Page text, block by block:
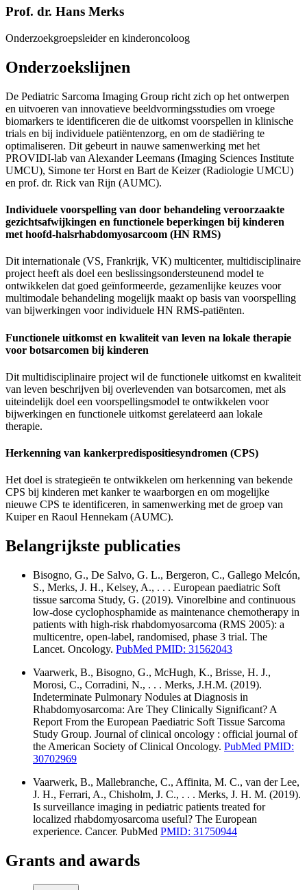
Prof. dr. Hans Merks
Onderzoekgroepsleider en kinderoncoloog
Onderzoekslijnen
De Pediatric Sarcoma Imaging Group richt zich op het ontwerpen
en uitvoeren van innovatieve beeldvormingsstudies om vroege
biomarkers te identificeren die de uitkomst voorspellen in klinische
trials en bij individuele patiëntenzorg, en om de stadiëring te
optimaliseren. Dit gebeurt in nauwe samenwerking met het
PROVIDI-lab van Alexander Leemans (Imaging Sciences Institute
UMCU), Simone ter Horst en Bart de Keizer (Radiologie UMCU)
en prof. dr. Rick van Rijn (AUMC).
Individuele voorspelling van door behandeling veroorzaakte
gezichtsafwijkingen en functionele beperkingen bij kinderen
met hoofd-halsrhabdomyosarcoom (HN RMS)
Dit internationale (VS, Frankrijk, VK) multicenter, multidisciplinaire
project heeft als doel een beslissingsondersteunend model te
ontwikkelen dat goed geïnformeerde, gezamenlijke keuzes voor
multimodale behandeling mogelijk maakt op basis van voorspelling
van bijwerkingen voor individuele HN RMS-patiënten.
Functionele uitkomst en kwaliteit van leven na lokale therapie
voor botsarcomen bij kinderen
Dit multidisciplinaire project wil de functionele uitkomst en kwaliteit
van leven beschrijven bij overlevenden van botsarcomen, met als
uiteindelijk doel een voorspellingsmodel te ontwikkelen voor
bijwerkingen en functionele uitkomst gerelateerd aan lokale
therapie.
Herkenning van kankerpredispositiesyndromen (CPS)
Het doel is strategieën te ontwikkelen om herkenning van bekende
CPS bij kinderen met kanker te waarborgen en om mogelijke
nieuwe CPS te identificeren, in samenwerking met de groep van
Kuiper en Raoul Hennekam (AUMC).
Belangrijkste publicaties
Bisogno, G., De Salvo, G. L., Bergeron, C., Gallego Melcón,
S., Merks, J. H., Kelsey, A., . . . European paediatric Soft
tissue sarcoma Study, G. (2019). Vinorelbine and continuous
low-dose cyclophosphamide as maintenance chemotherapy in
patients with high-risk rhabdomyosarcoma (RMS 2005): a
multicentre, open-label, randomised, phase 3 trial. The
Lancet. Oncology. PubMed PMID: 31562043
Vaarwerk, B., Bisogno, G., McHugh, K., Brisse, H. J.,
Morosi, C., Corradini, N., . . . Merks, J.H.M. (2019).
Indeterminate Pulmonary Nodules at Diagnosis in
Rhabdomyosarcoma: Are They Clinically Significant? A
Report From the European Paediatric Soft Tissue Sarcoma
Study Group. Journal of clinical oncology : official journal of
the American Society of Clinical Oncology. PubMed PMID:
30702969
Vaarwerk, B., Mallebranche, C., Affinita, M. C., van der Lee,
J. H., Ferrari, A., Chisholm, J. C., . . . Merks, J. H. M. (2019).
Is surveillance imaging in pediatric patients treated for
localized rhabdomyosarcoma useful? The European
experience. Cancer. PubMed PMID: 31750944
Grants and awards